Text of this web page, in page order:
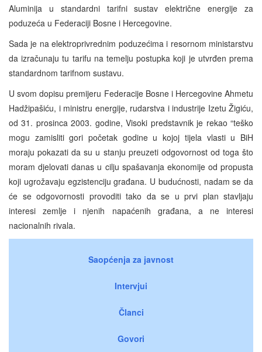
Aluminija u standardni tarifni sustav električne energije za
poduzeća u Federaciji Bosne i Hercegovine.
Sada je na elektroprivrednim poduzećima i resornom ministarstvu
da izračunaju tu tarifu na temelju postupka koji je utvrđen prema
standardnom tarifnom sustavu.
U svom dopisu premijeru Federacije Bosne i Hercegovine Ahmetu
Hadžipašiću, i ministru energije, rudarstva i industrije Izetu Žigiću,
od 31. prosinca 2003. godine, Visoki predstavnik je rekao “teško
mogu zamisliti gori početak godine u kojoj tijela vlasti u BiH
moraju pokazati da su u stanju preuzeti odgovornost od toga što
moram djelovati danas u cilju spašavanja ekonomije od propusta
koji ugrožavaju egzistenciju građana. U budućnosti, nadam se da
će se odgovornosti provoditi tako da se u prvi plan stavljaju
interesi zemlje i njenih napaćenih građana, a ne interesi
nacionalnih rivala.
Saopćenja za javnost
Intervjui
Članci
Govori